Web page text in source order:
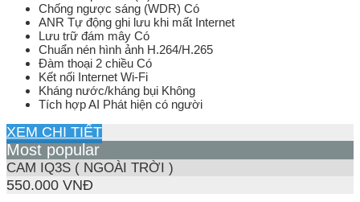
Chống ngược sáng (WDR) Có
ANR Tự động ghi lưu khi mất Internet
Lưu trữ đám mây Có
Chuẩn nén hình ảnh H.264/H.265
Đàm thoại 2 chiều Có
Kết nối Internet Wi-Fi
Kháng nước/kháng bụi Không
Tích hợp AI Phát hiện có người
XEM CHI TIẾT
Most popular
CAM IQ3S ( NGOÀI TRỜI )
550.000 VNĐ